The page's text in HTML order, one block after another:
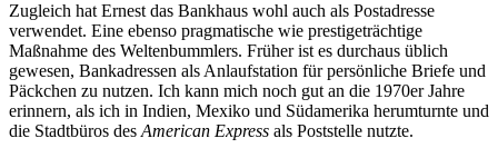
Zugleich hat Ernest das Bankhaus wohl auch als Postadresse
verwendet. Eine ebenso pragmatische wie prestigeträchtige
Maßnahme des Weltenbummlers. Früher ist es durchaus üblich
gewesen, Bankadressen als Anlaufstation für persönliche Briefe und
Päckchen zu nutzen. Ich kann mich noch gut an die 1970er Jahre
erinnern, als ich in Indien, Mexiko und Südamerika herumturnte und
die Stadtbüros des American Express als Poststelle nutzte.